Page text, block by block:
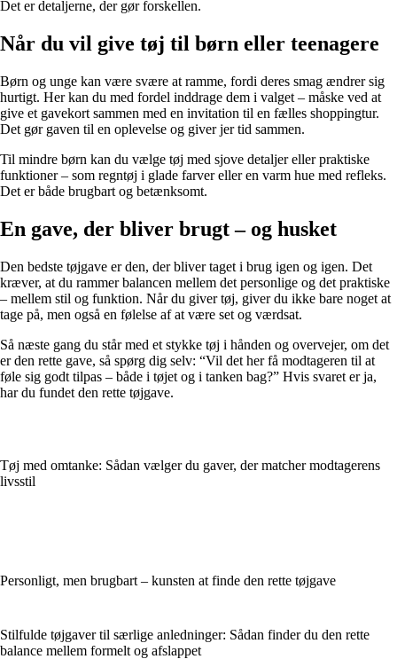
Det er detaljerne, der gør forskellen.
Når du vil give tøj til børn eller teenagere
Børn og unge kan være svære at ramme, fordi deres smag ændrer sig
hurtigt. Her kan du med fordel inddrage dem i valget – måske ved at
give et gavekort sammen med en invitation til en fælles shoppingtur.
Det gør gaven til en oplevelse og giver jer tid sammen.
Til mindre børn kan du vælge tøj med sjove detaljer eller praktiske
funktioner – som regntøj i glade farver eller en varm hue med refleks.
Det er både brugbart og betænksomt.
En gave, der bliver brugt – og husket
Den bedste tøjgave er den, der bliver taget i brug igen og igen. Det
kræver, at du rammer balancen mellem det personlige og det praktiske
– mellem stil og funktion. Når du giver tøj, giver du ikke bare noget at
tage på, men også en følelse af at være set og værdsat.
Så næste gang du står med et stykke tøj i hånden og overvejer, om det
er den rette gave, så spørg dig selv: “Vil det her få modtageren til at
føle sig godt tilpas – både i tøjet og i tanken bag?” Hvis svaret er ja,
har du fundet den rette tøjgave.
Tøj med omtanke: Sådan vælger du gaver, der matcher modtagerens
livsstil
Personligt, men brugbart – kunsten at finde den rette tøjgave
Stilfulde tøjgaver til særlige anledninger: Sådan finder du den rette
balance mellem formelt og afslappet